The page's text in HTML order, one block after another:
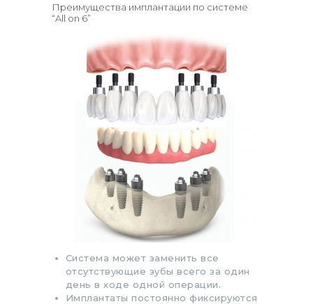
Преимущества имплантации по системе
“All on 6”
Система может заменить все
отсутствующие зубы всего за один
день в ходе одной операции.
Имплантаты постоянно фиксируются